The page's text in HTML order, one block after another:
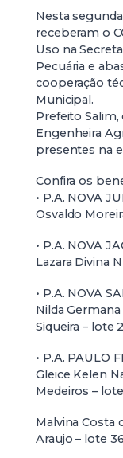
Nesta
receberam o
Uso na
Pecuária e
cooperação
Municipal.
Prefeito Salim,
Engenheira
presentes na
Confira os
• P.A. NOVA
Osvaldo
• P.A. NOVA
Lazara Divina
• P.A. NOVA
Nilda
Siqueira – lote
• P.A. PAULO
Gleice Kelen
Medeiros –
Malvina Costa
Araujo – lote 36